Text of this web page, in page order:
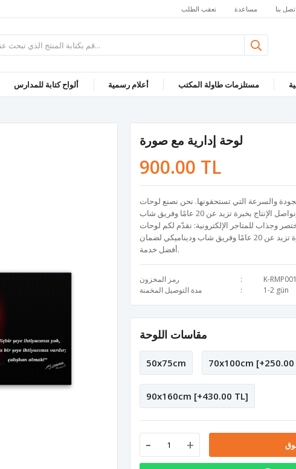
تعقب الطلب مساعدة اتصل بنا
ألواح كتابة للمدارس أعلام رسمية مستلزمات طاولة المكتب
لوحة إدارية مع صورة
900.00 TL
والسرعة التي تستحقونها. نحن نصنع لوحات
وبانوهات كانفاس بمقاسات ومواصفات مختلفة، ونواصل الإنتاج بخبرة تزيد عن 20 عامًا وفريق شاب
وجذاب للمتاجر الإلكترونية: نقدّم لكم لوحات
وبانوهات كانفاس بمقاسات متنوعة وجودة عالية، بخبرة تزيد عن 20 عامًا وفريق شاب وديناميكي لضمان
أفضل خدمة.
رمز المخزون
K-
مدة التوصيل المخمنة
1-2 gün
مقاسات اللوحة
50x75cm 70x100cm [+250.00
90x160cm [+430.00 TL]
- +